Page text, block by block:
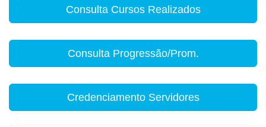
Consulta Cursos Realizados
Consulta Progressão/Prom.
Credenciamento Servidores